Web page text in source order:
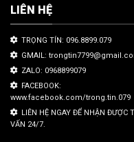
LIÊN HỆ
TRỌNG TÍN: 096.8899.079
GMAIL:
ZALO: 0968899079
FACEBOOK:
www.facebook.com/trong.tin.079
LIÊN HỆ NGAY ĐỂ NHẬN ĐƯỢC
VẤN 24/7.